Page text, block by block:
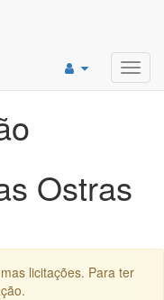
Ostras
licitações. Para ter